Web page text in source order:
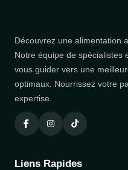
Découvrez une alimentation
Notre équipe de spécialistes
vous guider vers une
optimaux. Nourrissez votre
expertise.
Liens Rapides